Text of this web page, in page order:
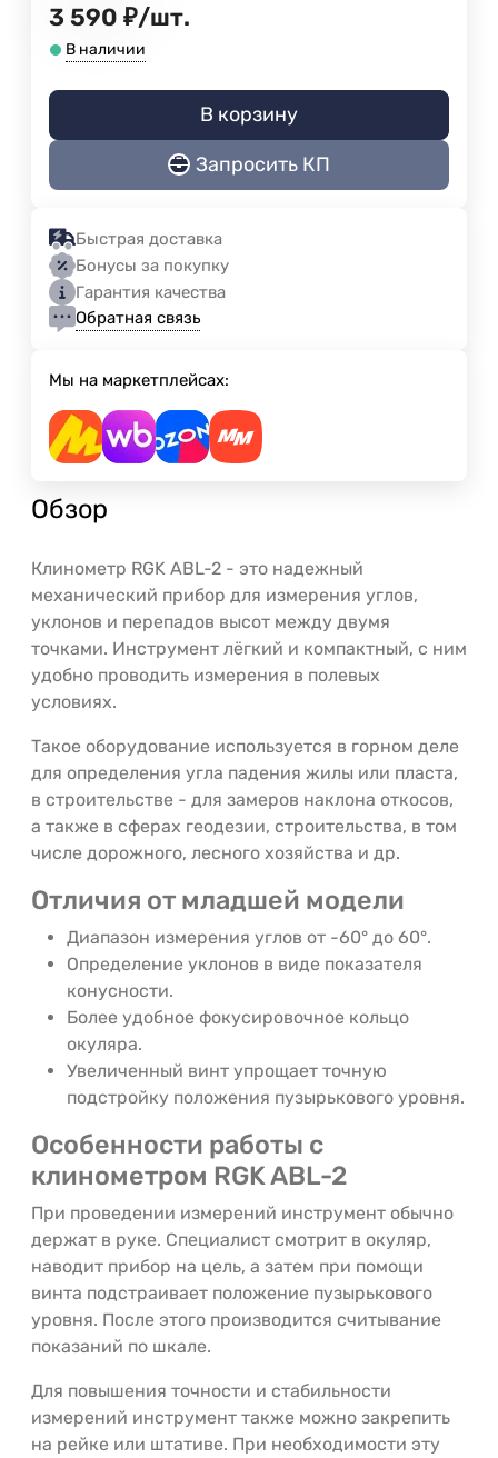
3 590 ₽/шт.
В наличии
В корзину
Запросить КП
Быстрая доставка
Бонусы за покупку
Гарантия качества
Обратная связь
Мы на маркетплейсах:
Обзор
Клинометр RGK ABL-2 - это надежный
механический прибор для измерения углов,
уклонов и перепадов высот между двумя
точками. Инструмент лёгкий и компактный, с ним
удобно проводить измерения в полевых
условиях.
Такое оборудование используется в горном деле
для определения угла падения жилы или пласта,
в строительстве - для замеров наклона откосов,
а также в сферах геодезии, строительства, в том
числе дорожного, лесного хозяйства и др.
Отличия от младшей модели
Диапазон измерения углов от -60° до 60°.
Определение уклонов в виде показателя
конусности.
Более удобное фокусировочное кольцо
окуляра.
Увеличенный винт упрощает точную
подстройку положения пузырькового уровня.
Особенности работы с
клинометром RGK ABL-2
При проведении измерений инструмент обычно
держат в руке. Специалист смотрит в окуляр,
наводит прибор на цель, а затем при помощи
винта подстраивает положение пузырькового
уровня. После этого производится считывание
показаний по шкале.
Для повышения точности и стабильности
измерений инструмент также можно закрепить
на рейке или штативе. При необходимости эту